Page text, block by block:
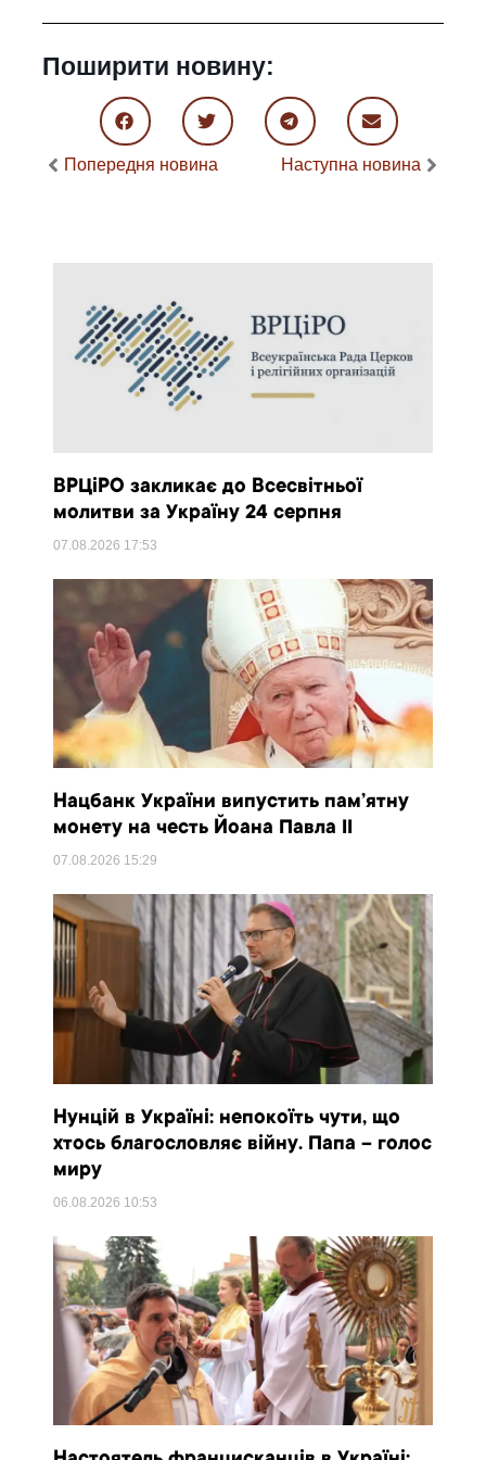
Поширити новину:
Попередня новина Наступна новина
ВРЦіРО закликає до Всесвітньої
молитви за Україну 24 серпня
07.08.2026 17:53
Нацбанк України випустить пам’ятну
монету на честь Йоана Павла II
07.08.2026 15:29
Нунцій в Україні: непокоїть чути, що
хтось благословляє війну. Папа – голос
миру
06.08.2026 10:53